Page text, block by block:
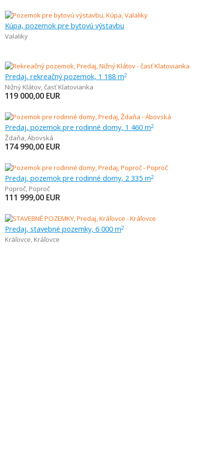
Kúpa, pozemok pre bytovú výstavbu
Valaliky
Predaj, rekreačný pozemok, 1 188 m2
Nižný Klátov,časť Klatovianka
119 000,00 EUR
Predaj, pozemok pre rodinné domy, 1 460 m2
Ždaňa,Ábovská
174 990,00 EUR
Predaj, pozemok pre rodinné domy, 2 335 m2
Poproč, Poproč
111 999,00 EUR
Predaj, stavebné pozemky, 6 000 m2
Kráľovce, Kráľovce